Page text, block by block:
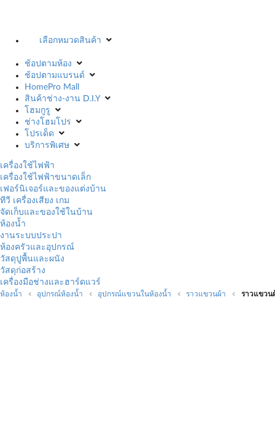
เลือกหมวดสินค้า
ช้อปตามห้อง
ช้อปตามแบรนด์
HomePro Mall
สินค้าช่าง-งาน D.I.Y
โฮมกูรู
ช่างโฮมโปร
โปรเด็ด
บริการพิเศษ
เครื่องใช้ไฟฟ้า
เครื่องใช้ไฟฟ้าขนาดเล็ก
เฟอร์นิเจอร์และของแต่งบ้าน
ทีวี เครื่องเสียง เกม
จัดเก็บและของใช้ในบ้าน
ห้องน้ำ
งานระบบประปา
ห้องครัวและอุปกรณ์
วัสดุปูพื้นและผนัง
วัสดุก่อสร้าง
เครื่องมือช่างและฮาร์ดแวร์
ห้องน้ำ อุปกรณ์ห้องน้ำ อุปกรณ์แขวนในห้องน้ำ ราวแขวนผ้า ราวแขวน